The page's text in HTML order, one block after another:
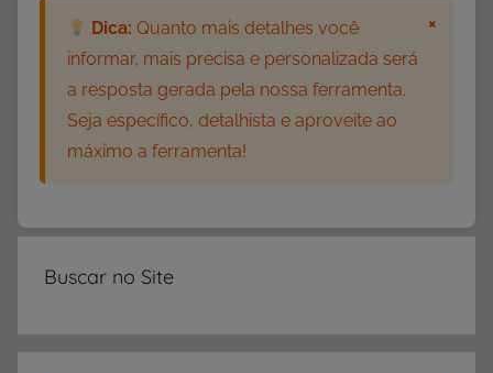
D
a
d
a
Dica: Quanto mais detalhes você
informar, mais precisa e personalizada será
a resposta gerada pela nossa ferramenta.
Seja específico, detalhista e aproveite ao
máximo a ferramenta!
×
Buscar no Site